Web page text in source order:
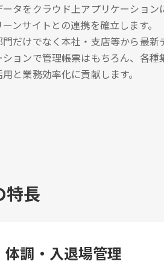
タをクラウド上アプリケーション
ンサイトとの連携を確立します。
だけでなく本社・支店等から最新
ションで管理帳票はもちろん、各
と業務効率化に貢献します。
特長
体調・入退場管理